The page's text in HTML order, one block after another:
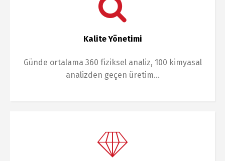
Kalite Yönetimi
Günde ortalama 360 fiziksel analiz, 100 kimyasal
analizden geçen üretim…